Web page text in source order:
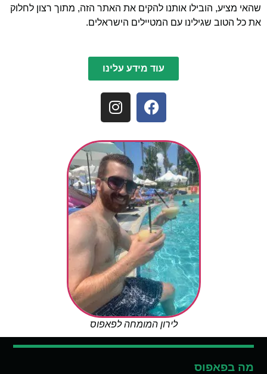
שהאי מציע, הובילו אותנו להקים את האתר הזה, מתוך רצון לחלוק
את כל הטוב שגילינו עם המטיילים הישראלים.
עוד מידע עלינו
לירון המומחה לפאפוס
מה בפאפוס